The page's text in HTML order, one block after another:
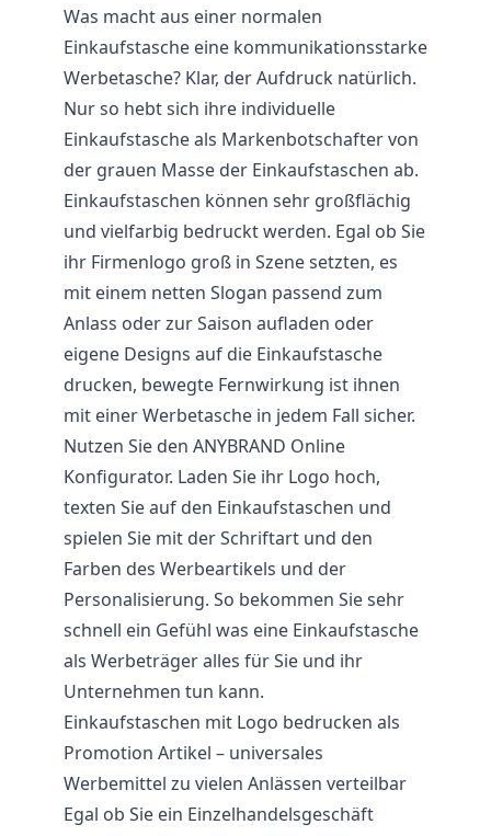
Was macht aus einer normalen
Einkaufstasche eine kommunikationsstarke
Werbetasche? Klar, der Aufdruck natürlich.
Nur so hebt sich ihre individuelle
Einkaufstasche als Markenbotschafter von
der grauen Masse der Einkaufstaschen ab.
Einkaufstaschen können sehr großflächig
und vielfarbig bedruckt werden. Egal ob Sie
ihr Firmenlogo groß in Szene setzten, es
mit einem netten Slogan passend zum
Anlass oder zur Saison aufladen oder
eigene Designs auf die Einkaufstasche
drucken, bewegte Fernwirkung ist ihnen
mit einer Werbetasche in jedem Fall sicher.
Nutzen Sie den ANYBRAND Online
Konfigurator. Laden Sie ihr Logo hoch,
texten Sie auf den Einkaufstaschen und
spielen Sie mit der Schriftart und den
Farben des Werbeartikels und der
Personalisierung. So bekommen Sie sehr
schnell ein Gefühl was eine Einkaufstasche
als Werbeträger alles für Sie und ihr
Unternehmen tun kann.
Einkaufstaschen mit Logo bedrucken als
Promotion Artikel – universales
Werbemittel zu vielen Anlässen verteilbar
Egal ob Sie ein Einzelhandelsgeschäft